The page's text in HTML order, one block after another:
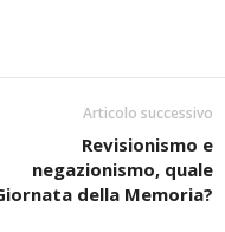
Articolo successivo
Revisionismo e
negazionismo, quale
della Memoria?